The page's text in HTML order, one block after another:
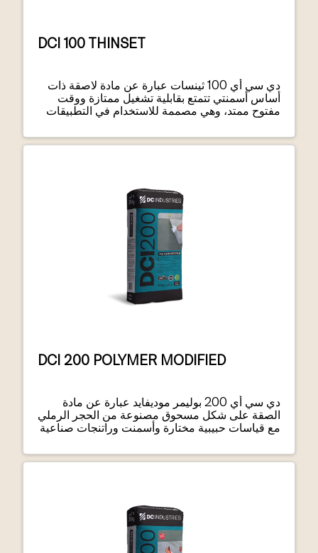
DCI 100 THINSET
دي سي أي 100 ثينسات عبارة عن مادة لاصقة ذات
أساس أسمنتي تتمتع بقابلية تشغيل ممتازة ووقت
مفتوح ممتد، وهي مصممة للاستخدام في التطبيقات
إما مع الماء أو مادة اللاتكس دي سي أي 100 ثينسات
هو منتج من فئة C1TE
DCI 200 POLYMER MODIFIED
دي سي أي 200 بوليمر موديفايد عبارة عن مادة
الصقة على شكل مسحوق مصنوعة من الحجر الرملي
مع قياسات حبيبية مختارة وأسمنت وراتنجات صناعية
السيراميك ومالط لفواصل البالطاألحادي والمزدوج
والبورسلين والحجر الطبيعي على الجدران واألرضيات